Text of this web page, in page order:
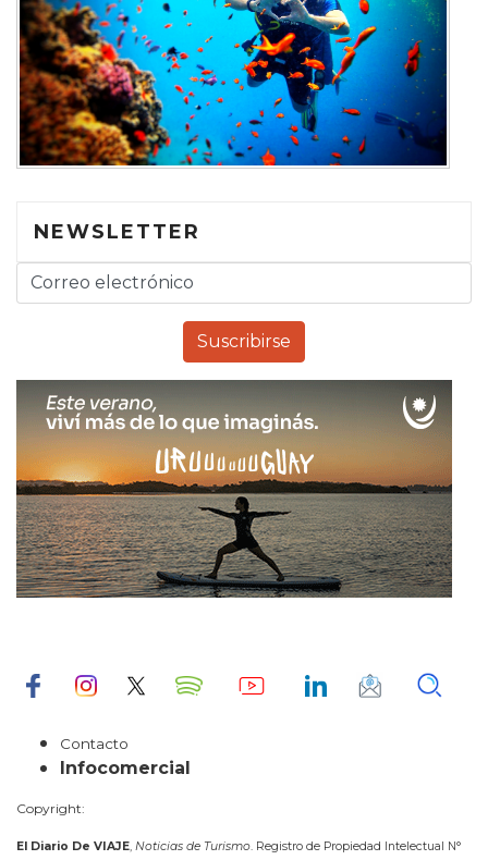
NEWSLETTER
Contacto
Infocomercial
Copyright:
El Diario De VIAJE Noticias de Turismo . Registro de Propiedad Intelectual N°